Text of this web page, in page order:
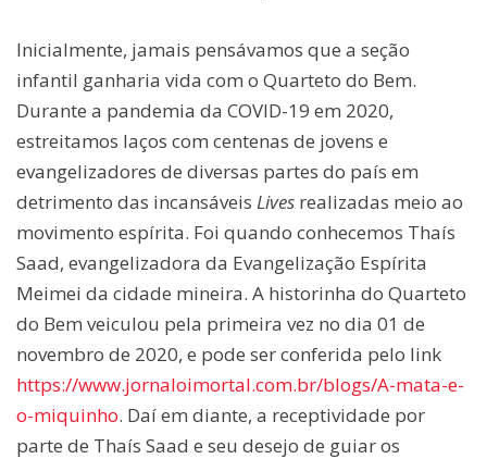
Inicialmente, jamais pensávamos que a seção
infantil ganharia vida com o Quarteto do Bem.
Durante a pandemia da COVID-19 em 2020,
estreitamos laços com centenas de jovens e
evangelizadores de diversas partes do país em
detrimento das incansáveis Lives realizadas meio ao
movimento espírita. Foi quando conhecemos Thaís
Saad, evangelizadora da Evangelização Espírita
Meimei da cidade mineira. A historinha do Quarteto
do Bem veiculou pela primeira vez no dia 01 de
novembro de 2020, e pode ser conferida pelo link
https://www.jornaloimortal.com.br/blogs/A-mata-e-
o-miquinho. Daí em diante, a receptividade por
parte de Thaís Saad e seu desejo de guiar os